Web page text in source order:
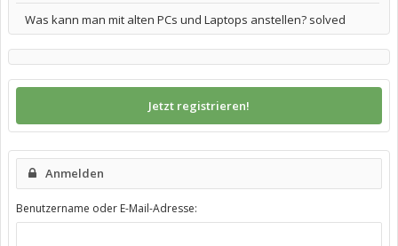
Was kann man mit alten PCs und Laptops anstellen? solved
Jetzt registrieren!
Anmelden
Benutzername oder E-Mail-Adresse: